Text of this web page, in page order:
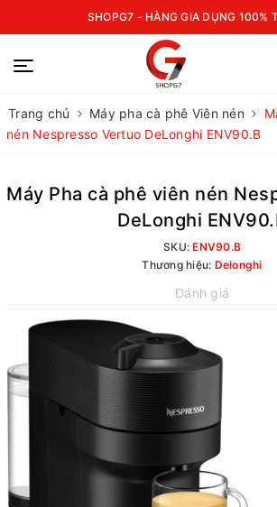
SHOPG7 - HÀNG GIA DỤNG 100%
Trang chủ Máy pha cà phê Viên nén
nén Nespresso Vertuo DeLonghi ENV90.B
Máy Pha cà phê viên nén
DeLonghi
SKU:ENV90.B
Thương hiệu: Delonghi
Đánh giá